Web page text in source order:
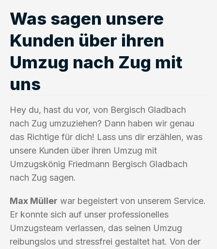
Was sagen unsere
Kunden über ihren
Umzug nach Zug mit
uns
Hey du, hast du vor, von Bergisch Gladbach
nach Zug umzuziehen? Dann haben wir genau
das Richtige für dich! Lass uns dir erzählen, was
unsere Kunden über ihren Umzug mit
Umzugskönig Friedmann Bergisch Gladbach
nach Zug sagen.
Max Müller war begeistert von unserem Service.
Er konnte sich auf unser professionelles
Umzugsteam verlassen, das seinen Umzug
reibungslos und stressfrei gestaltet hat. Von der